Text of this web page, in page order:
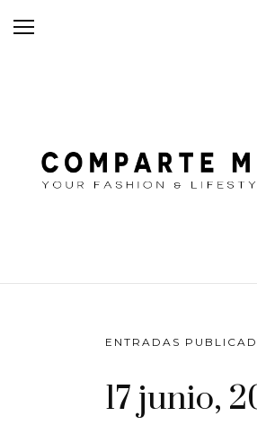
ENTRADAS
17 junio,